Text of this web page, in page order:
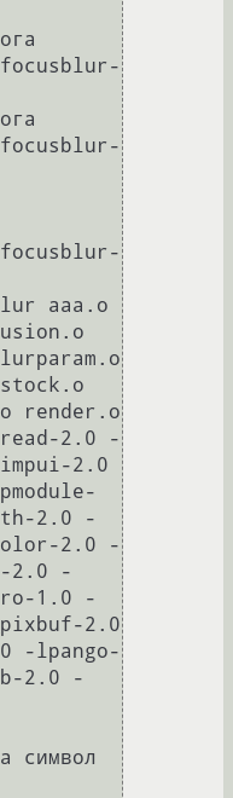
focusblur-
focusblur-
focusblur-
aaa.o
render.o
2.0 -
2.0
2.0 -
2.0 -
2.0 -
1.0 -
2.0
-lpango-
2.0 -
символ